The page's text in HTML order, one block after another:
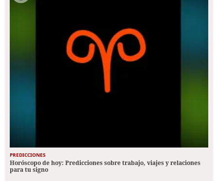
PREDICCIONES
Horóscopo de hoy: Predicciones sobre trabajo, viajes y relaciones
para tu signo